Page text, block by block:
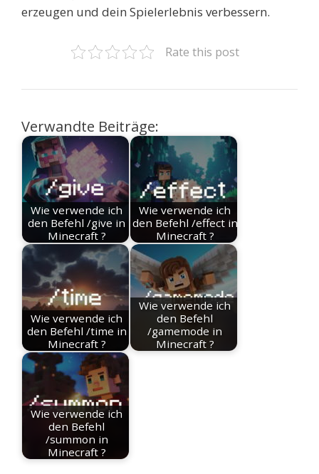
erzeugen und dein Spielerlebnis verbessern.
Rate this post
Verwandte Beiträge:
Wie verwende ich
den Befehl /give in
Minecraft ?
Wie verwende ich
den Befehl /effect in
Minecraft ?
Wie verwende ich
den Befehl /time in
Minecraft ?
Wie verwende ich
den Befehl
/gamemode in
Minecraft ?
Wie verwende ich
den Befehl
/summon in
Minecraft ?